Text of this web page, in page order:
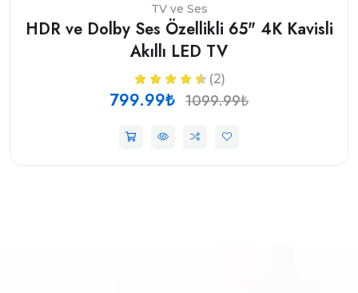
TV ve Ses
HDR ve Dolby Ses Özellikli 65" 4K Kavisli
Akıllı LED TV
(2)
799.99₺ 1099.99₺